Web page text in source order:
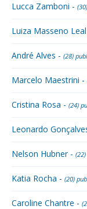
Lucca Zamboni -
Luiza Masseno
André Alves - (28)
Marcelo Maestrini -
Cristina Rosa - (24)
Leonardo
Nelson Hubner -
Katia Rocha - (20)
Caroline Chantre -